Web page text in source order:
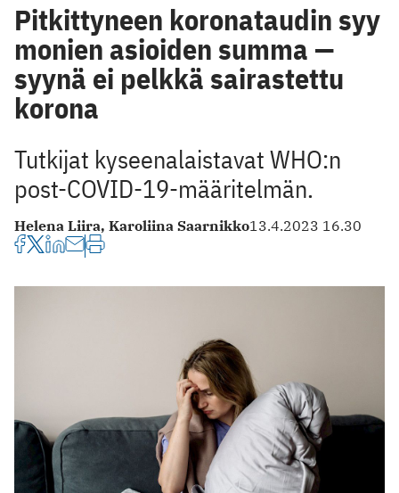
Pitkittyneen koronataudin syy
monien asioiden summa —
syynä ei pelkkä sairastettu
korona
Tutkijat kyseenalaistavat WHO:n
post-COVID-19-määritelmän.
Helena Liira, Karoliina Saarnikko13.4.2023 16.30